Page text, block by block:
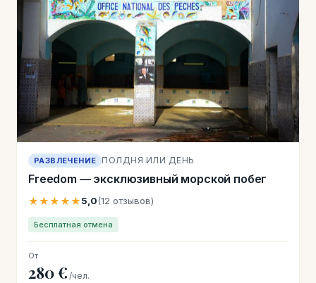
РАЗВЛЕЧЕНИЕ ПОЛДНЯ ИЛИ ДЕНЬ
Freedom — эксклюзивный морской побег
★★★★★5,0(12 отзывов)
Бесплатная отмена
От
280 € /чел.